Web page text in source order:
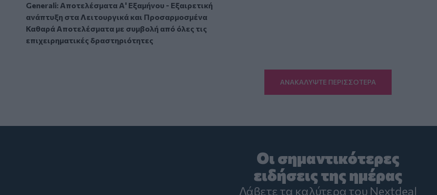
Generali: Αποτελέσματα Α' Εξαμήνου - Εξαιρετική
ανάπτυξη στα Λειτουργικά και Προσαρμοσμένα
Καθαρά Αποτελέσματα με συμβολή από όλες τις
επιχειρηματικές δραστηριότητες
ΑΝΑΚΑΛΥΨΤΕ ΠΕΡΙΣΣΟΤΕΡΑ
Οι σημαντικότερες
ειδήσεις της ημέρας
Λάβετε τα καλύτερα του Nextdeal